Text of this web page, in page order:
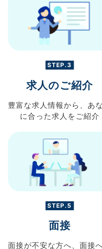
STEP.3
求人のご紹介
豊富な求人情報から、 あ
に合った求人を ご紹介
STEP.5
面接
面接が不安な方へ、 面接